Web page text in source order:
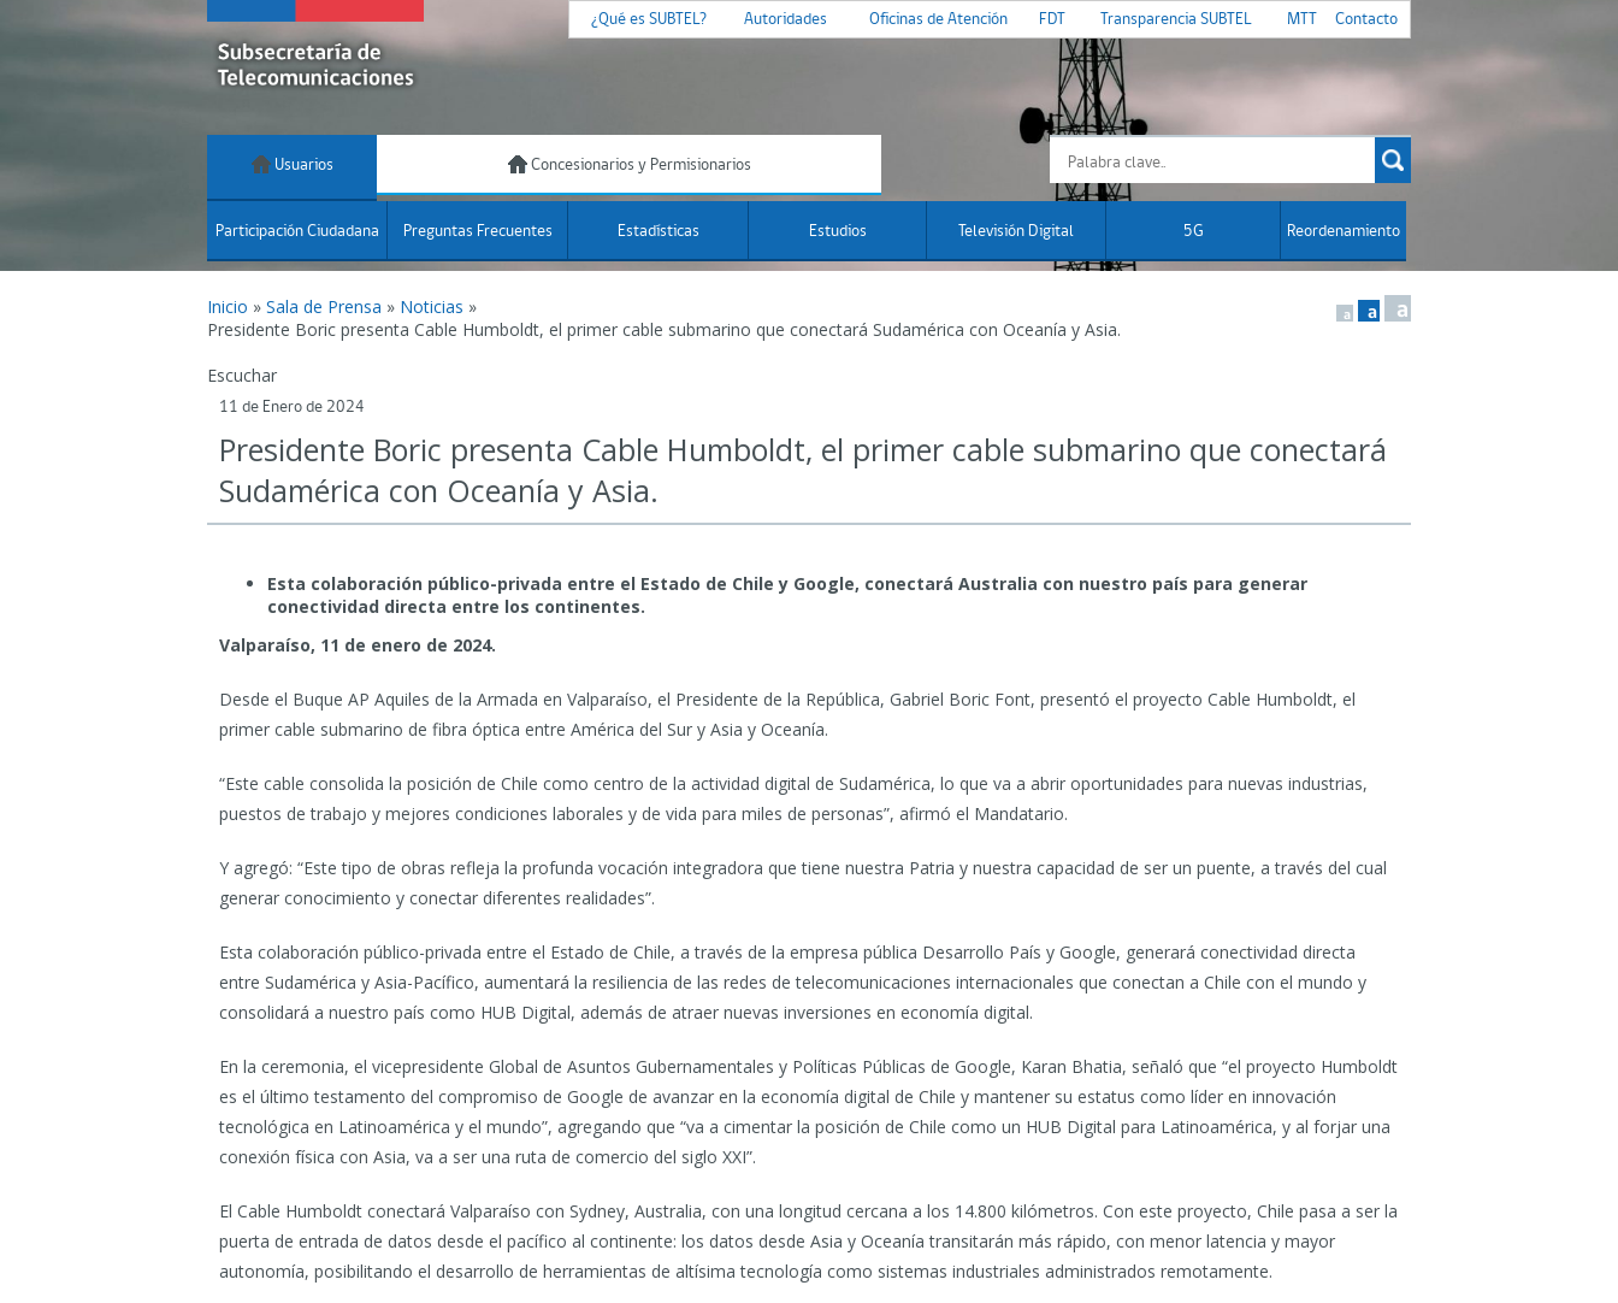
¿Qué es SUBTEL? Autoridades Oficinas de Atención FDT Transparencia SUBTEL MTT Contacto
Usuarios Concesionarios y Permisionarios
Participación Ciudadana Preguntas Frecuentes Estadísticas Estudios Televisión Digital 5G Reordenamiento
Inicio » Sala de Prensa » Noticias »
Presidente Boric presenta Cable Humboldt, el primer cable submarino que conectará Sudamérica con Oceanía y Asia.
a a a
Escuchar
11 de Enero de 2024
Presidente Boric presenta Cable Humboldt, el primer cable submarino que conectará
Sudamérica con Oceanía y Asia.
Esta colaboración público-privada entre el Estado de Chile y Google, conectará Australia con nuestro país para generar
conectividad directa entre los continentes.
Valparaíso, 11 de enero de 2024.
Desde el Buque AP Aquiles de la Armada en Valparaíso, el Presidente de la República, Gabriel Boric Font, presentó el proyecto Cable Humboldt, el
primer cable submarino de fibra óptica entre América del Sur y Asia y Oceanía.
“Este cable consolida la posición de Chile como centro de la actividad digital de Sudamérica, lo que va a abrir oportunidades para nuevas industrias,
puestos de trabajo y mejores condiciones laborales y de vida para miles de personas”, afirmó el Mandatario.
Y agregó: “Este tipo de obras refleja la profunda vocación integradora que tiene nuestra Patria y nuestra capacidad de ser un puente, a través del cual
generar conocimiento y conectar diferentes realidades”.
Esta colaboración público-privada entre el Estado de Chile, a través de la empresa pública Desarrollo País y Google, generará conectividad directa
entre Sudamérica y Asia-Pacífico, aumentará la resiliencia de las redes de telecomunicaciones internacionales que conectan a Chile con el mundo y
consolidará a nuestro país como HUB Digital, además de atraer nuevas inversiones en economía digital.
En la ceremonia, el vicepresidente Global de Asuntos Gubernamentales y Políticas Públicas de Google, Karan Bhatia, señaló que “el proyecto Humboldt
es el último testamento del compromiso de Google de avanzar en la economía digital de Chile y mantener su estatus como líder en innovación
tecnológica en Latinoamérica y el mundo”, agregando que “va a cimentar la posición de Chile como un HUB Digital para Latinoamérica, y al forjar una
conexión física con Asia, va a ser una ruta de comercio del siglo XXI”.
El Cable Humboldt conectará Valparaíso con Sydney, Australia, con una longitud cercana a los 14.800 kilómetros. Con este proyecto, Chile pasa a ser la
puerta de entrada de datos desde el pacífico al continente: los datos desde Asia y Oceanía transitarán más rápido, con menor latencia y mayor
autonomía, posibilitando el desarrollo de herramientas de altísima tecnología como sistemas industriales administrados remotamente.